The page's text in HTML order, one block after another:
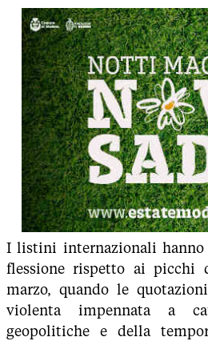
I listini internazionali
flessione rispetto ai picchi
marzo, quando le
violenta impennata a
geopolitiche e della